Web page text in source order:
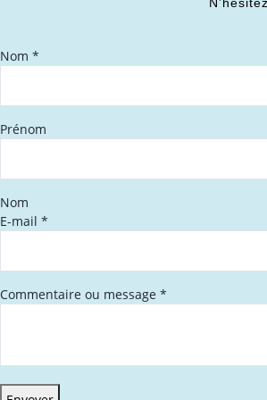
Nom *
Prénom
Nom
E-mail *
Commentaire ou message *